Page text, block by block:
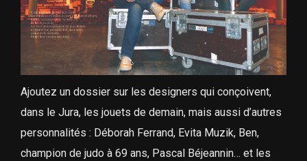
Ajoutez un dossier sur les designers qui conçoivent,
dans le Jura, les jouets de demain, mais aussi d’autres
personnalités : Déborah Ferrand, Evita Muzik, Ben,
champion de judo à 69 ans, Pascal Béjeannin… et les